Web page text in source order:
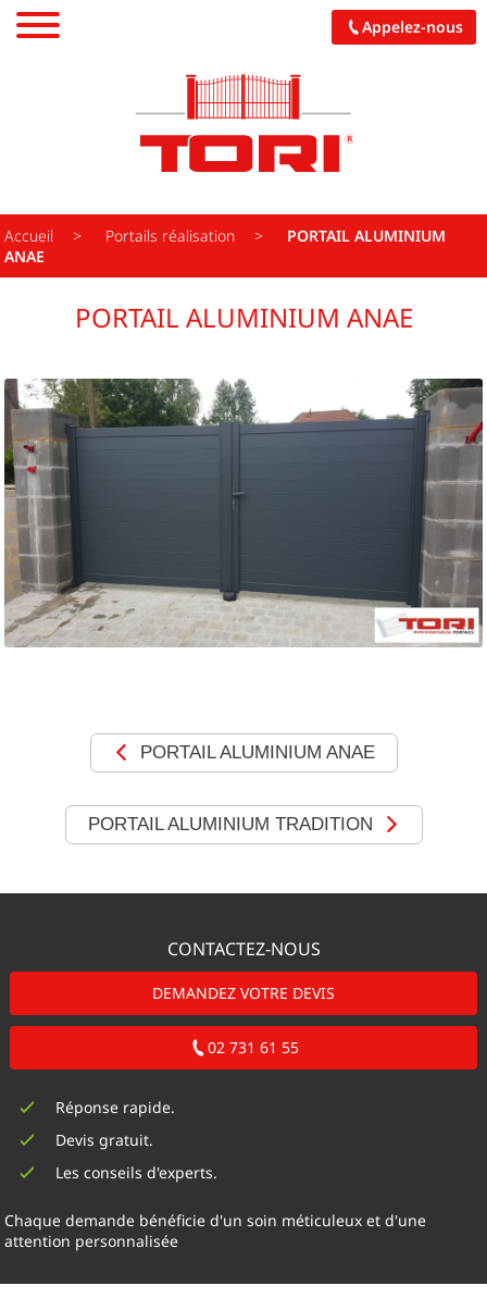
Appelez-nous
CARPORTS
PERGOLAS
GARAGES
PORCHES
CUISINES
MOTORISATIONS
RÉALISATIONS
SHOWROOM
Accueil Portails réalisation
PORTAIL ALUMINIUM
ANAE
PORTAIL ALUMINIUM ANAE
PORTAIL ALUMINIUM ANAE
PORTAIL ALUMINIUM TRADITION
CONTACTEZ-NOUS
DEMANDEZ VOTRE DEVIS
02 731 61 55
Réponse rapide.
Devis gratuit.
Les conseils d'experts.
Chaque demande bénéficie d'un soin méticuleux et d'une
attention personnalisée